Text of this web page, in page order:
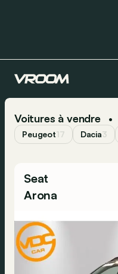
Voitures à vendre •
Peugeot17 Dacia3
Seat
Arona